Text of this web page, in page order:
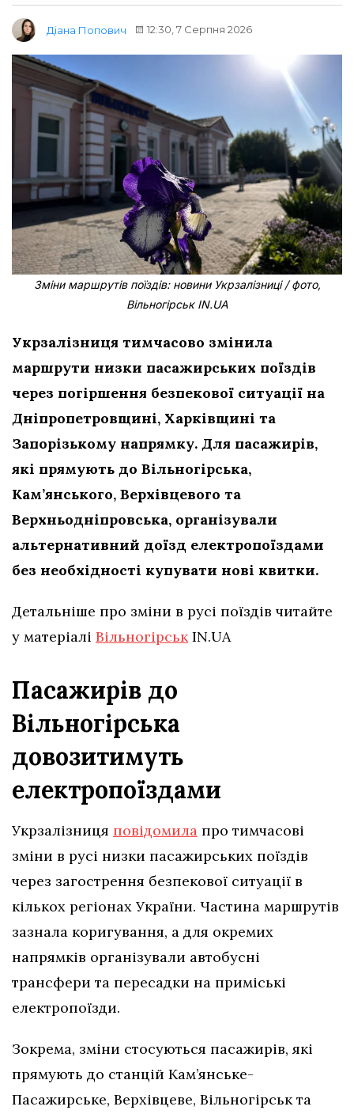
Діана Попович 12:30, 7 Серпня 2026
Зміни маршрутів поїздів: новини Укрзалізниці / фото,
Вільногірськ IN.UA
Укрзалізниця тимчасово змінила
маршрути низки пасажирських поїздів
через погіршення безпекової ситуації на
Дніпропетровщині, Харківщині та
Запорізькому напрямку. Для пасажирів,
які прямують до Вільногірська,
Кам’янського, Верхівцевого та
Верхньодніпровська, організували
альтернативний доїзд електропоїздами
без необхідності купувати нові квитки.
Детальніше про зміни в русі поїздів читайте
у матеріалі ВільногірськIN.UA
Пасажирів до
Вільногірська
довозитимуть
електропоїздами
Укрзалізниця повідомила про тимчасові
зміни в русі низки пасажирських поїздів
через загострення безпекової ситуації в
кількох регіонах України. Частина маршрутів
зазнала коригування, а для окремих
напрямків організували автобусні
трансфери та пересадки на приміські
електропоїзди.
Зокрема, зміни стосуються пасажирів, які
прямують до станцій Кам’янське-
Пасажирське, Верхівцеве, Вільногірськ та